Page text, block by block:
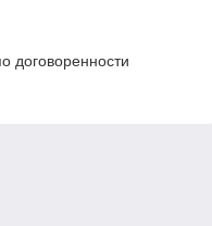
договоренности